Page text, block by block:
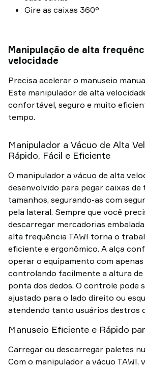
Gire as caixas 360°
Manipulação de alta
velocidade
Precisa acelerar o manuseio
Este manipulador de alta
confortável, seguro e muito
tempo.
Manipulador a Vácuo de Alta
Rápido, Fácil e Eficiente
O manipulador a vácuo de alta
desenvolvido para pegar caixas de
tamanhos, segurando-as com
pela lateral. Sempre que você
descarregar mercadorias
alta frequência TAWI torna o
eficiente e ergonômico. A alça
operar o equipamento com apenas
controlando facilmente a altura de
ponta dos dedos. O controle pode
ajustado para o lado direito ou
atendendo tanto usuários destros
Manuseio Eficiente e Rápido
Carregar ou descarregar paletes
Com o manipulador a vácuo TAWI,